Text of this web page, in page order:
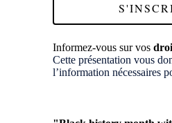
Informez-vous sur vos
Cette présentation vous
l’information nécessaires